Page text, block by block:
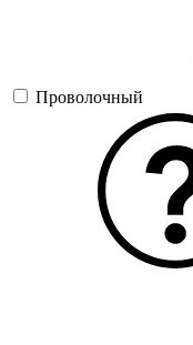
Проволочный